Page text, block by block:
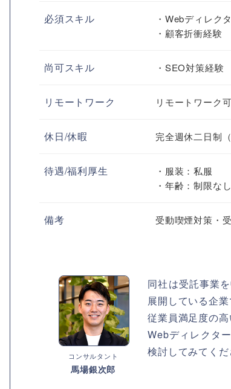
必須スキル
・Webディレク
・顧客折衝経験
尚可スキル ・SEO対策経験
リモートワーク リモートワーク可
休日/休暇 完全週休二日制
待遇/福利厚生
・服装：私服
・年齢：制限なし
備考 受動喫煙対策・
コンサルタント
馬場銀次郎
同社は受託事業
展開している企業
従業員満足度の
Webディレクタ
検討してみてくだ